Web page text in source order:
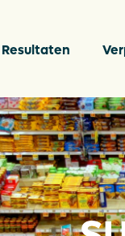
Resultaten
Over